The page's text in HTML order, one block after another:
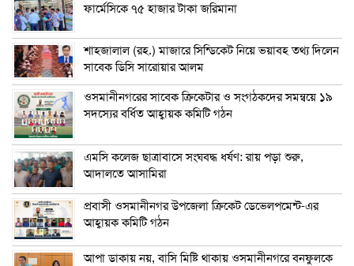
ফার্মেসিকে ৭৫ হাজার টাকা জরিমানা
শাহজালাল (রহ.) মাজারে সিন্ডিকেট নিয়ে ভয়াবহ তথ্য দিলেন
সাবেক ডিসি সারোয়ার আলম
ওসমানীনগরের সাবেক ক্রিকেটার ও সংগঠকদের সমন্বয়ে ১৯
সদস্যের বর্ধিত আহ্বায়ক কমিটি গঠন
এম‌সি কলেজ ছাত্রাবাসে সংঘবদ্ধ ধর্ষণ: রায় পড়া শুরু,
আদালতে আসামিরা
প্রবাসী ওসমানীনগর উপজেলা ক্রিকেট ডেভেলপমেন্ট-এর
আহ্বায়ক কমিটি গঠন
আপা ডাকায় নয়, বাসি মিষ্টি থাকায় ওসমানীনগরে বনফুলকে